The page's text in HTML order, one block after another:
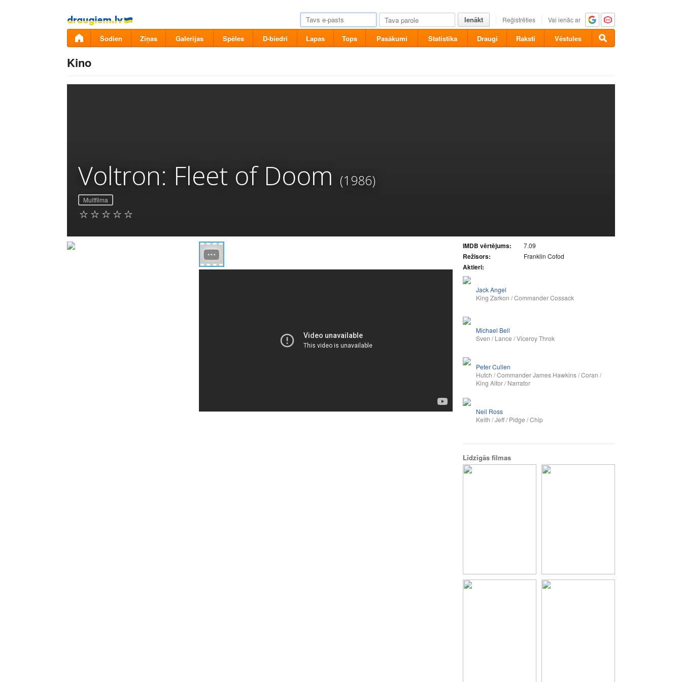
Pāriet
uz
saturu
Ienākt Reģistrēties Vai ienāc ar
Šodien Ziņas Galerijas Spēles D-biedri Lapas Tops Pasākumi Statistika Draugi Raksti Vēstules
Kino
Voltron: Fleet of Doom (1986)
Multfilma
IMDB vērtējums: 7.09
Režisors: Franklin Cofod
Aktieri:
Jack Angel
King Zarkon / Commander Cossack
Michael Bell
Sven / Lance / Viceroy Throk
Peter Cullen
Hutch / Commander James Hawkins / Coran /
King Alfor / Narrator
Neil Ross
Keith / Jeff / Pidge / Chip
Līdzīgās filmas